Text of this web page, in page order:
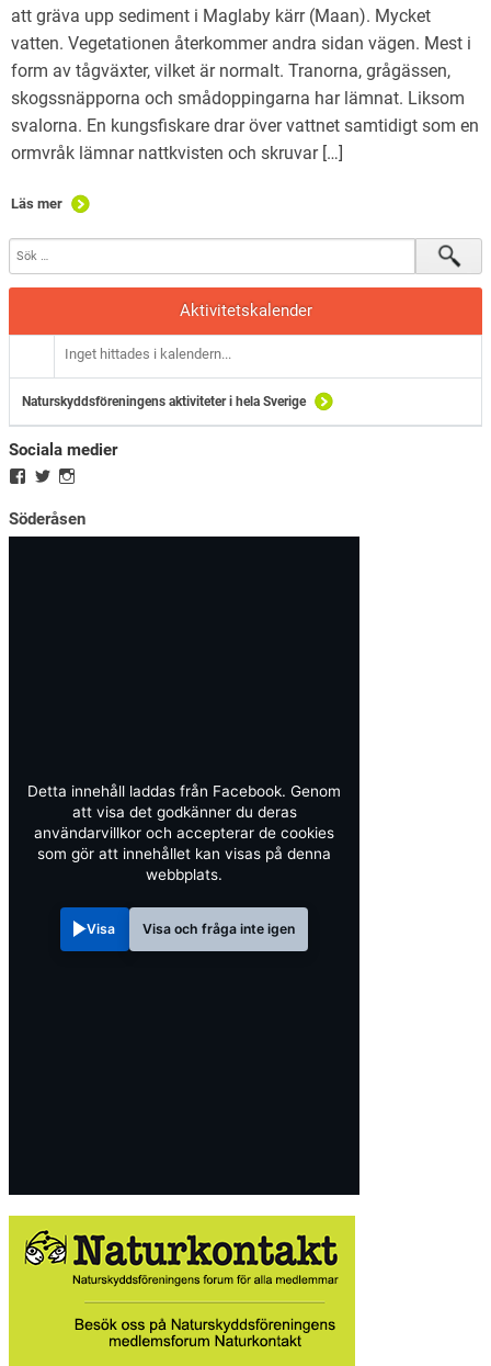
att gräva upp sediment i Maglaby kärr (Maan). Mycket
vatten. Vegetationen återkommer andra sidan vägen. Mest i
form av tågväxter, vilket är normalt. Tranorna, grågässen,
skogssnäpporna och smådoppingarna har lämnat. Liksom
svalorna. En kungsfiskare drar över vattnet samtidigt som en
ormvråk lämnar nattkvisten och skruvar […]
Läs mer
Aktivitetskalender
Inget hittades i kalendern...
Naturskyddsföreningens aktiviteter i hela Sverige
Sociala medier
Söderåsen
Detta innehåll laddas från Facebook. Genom
att visa det godkänner du deras
användarvillkor och accepterar de cookies
som gör att innehållet kan visas på denna
webbplats.
Visa Visa och fråga inte igen